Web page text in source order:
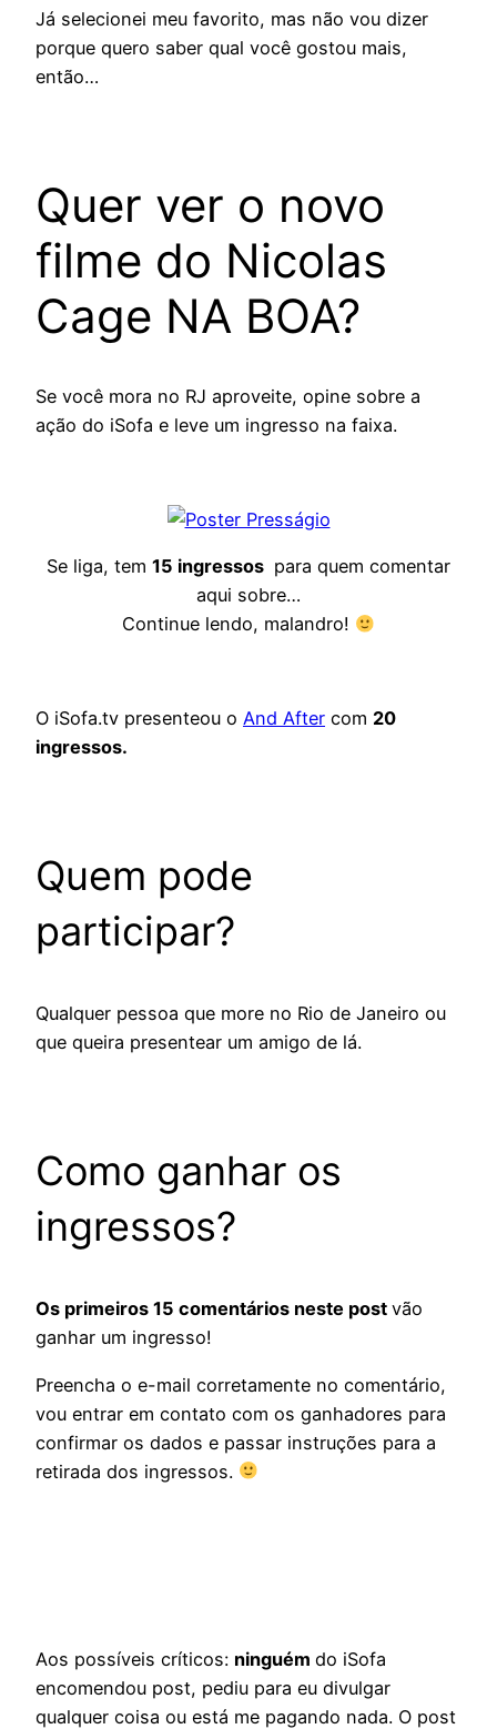
Já selecionei meu favorito, mas não vou dizer
porque quero saber qual você gostou mais,
então…
Quer ver o novo
filme do Nicolas
Cage NA BOA?
Se você mora no RJ aproveite, opine sobre a
ação do iSofa e leve um ingresso na faixa.
Se liga, tem 15 ingressos para quem comentar
aqui sobre…
Continue lendo, malandro!
O iSofa.tv presenteou o And After com 20
ingressos.
Quem pode
participar?
Qualquer pessoa que more no Rio de Janeiro ou
que queira presentear um amigo de lá.
Como ganhar os
ingressos?
Os primeiros 15 comentários neste post vão
ganhar um ingresso!
Preencha o e-mail corretamente no comentário,
vou entrar em contato com os ganhadores para
confirmar os dados e passar instruções para a
retirada dos ingressos.
Aos possíveis críticos: ninguém do iSofa
encomendou post, pediu para eu divulgar
qualquer coisa ou está me pagando nada. O post